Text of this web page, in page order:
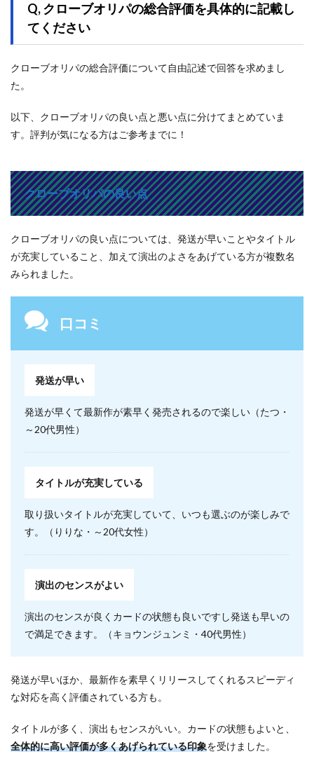
Q, クローブオリパの総合評価を具体的に記載し
てください
クローブオリパの総合評価について自由記述で回答を求めまし
た。
以下、クローブオリパの良い点と悪い点に分けてまとめていま
す。評判が気になる方はご参考までに！
クローブオリパの良い点
クローブオリパの良い点については、発送が早いことやタイトル
が充実していること、加えて演出のよさをあげている方が複数名
みられました。
口コミ
発送が早い
発送が早くて最新作が素早く発売されるので楽しい（たつ・
～20代男性）
タイトルが充実している
取り扱いタイトルが充実していて、いつも選ぶのが楽しみで
す。（りりな・～20代女性）
演出のセンスがよい
演出のセンスが良くカードの状態も良いですし発送も早いの
で満足できます。（キョウンジュンミ・40代男性）
発送が早いほか、最新作を素早くリリースしてくれるスピーディ
な対応を高く評価されている方も。
タイトルが多く、演出もセンスがいい。カードの状態もよいと、
全体的に高い評価が多くあげられている印象を受けました。